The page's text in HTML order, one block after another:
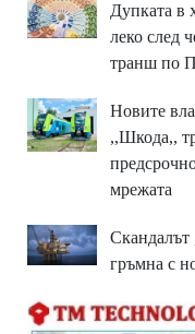
Дупката в
леко след
транш по
Новите
,,Шкода,,
мрежата
Скандалът
гръмна с